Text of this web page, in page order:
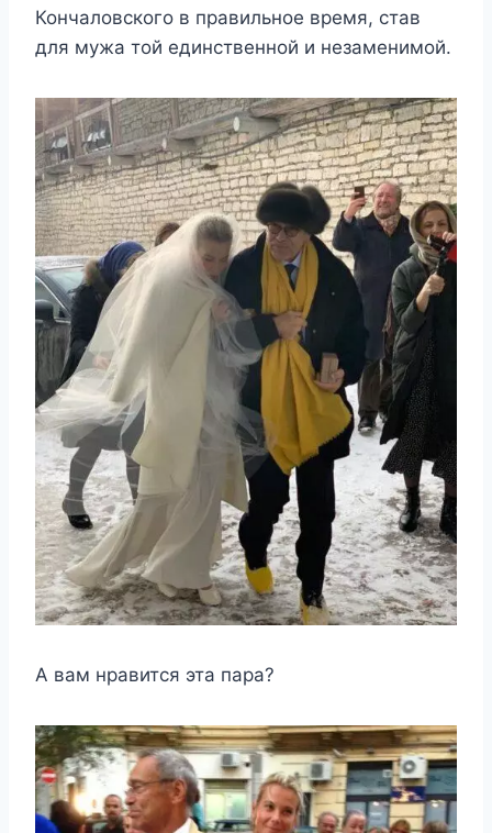
Кончаловского в правильное время, став
для мужа той единственной и незаменимой.
А вам нравится эта пара?